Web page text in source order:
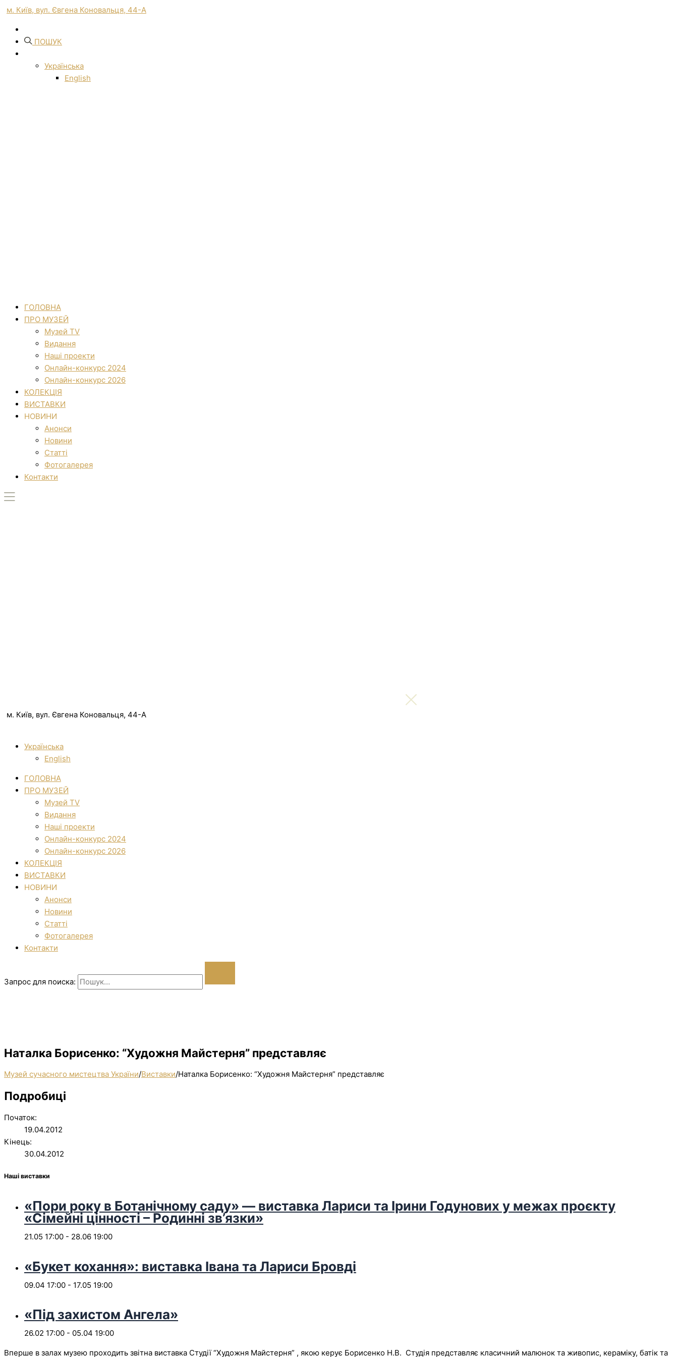
м. Київ, вул. Євгена Коновальця, 44-А
ПОШУК
Українська
English
ГОЛОВНА
ПРО МУЗЕЙ
Музей TV
Видання
Наші проекти
Онлайн-конкурс 2024
Онлайн-конкурс 2026
КОЛЕКЦІЯ
ВИСТАВКИ
НОВИНИ
Анонси
Новини
Статті
Фотогалерея
Контакти
м. Київ, вул. Євгена Коновальця, 44-А
Українська
English
ГОЛОВНА
ПРО МУЗЕЙ
Музей TV
Видання
Наші проекти
Онлайн-конкурс 2024
Онлайн-конкурс 2026
КОЛЕКЦІЯ
ВИСТАВКИ
НОВИНИ
Анонси
Новини
Статті
Фотогалерея
Контакти
Запрос для поиска:
Наталка Борисенко: “Художня Майстерня” представляє
Музей сучасного мистецтва України/Виставки/Наталка Борисенко: “Художня Майстерня” представляє
Подробиці
Початок:
19.04.2012
Кінець:
30.04.2012
Наші виставки
«Пори року в Ботанічному саду» — виставка Лариси та Ірини Годунових у межах проєкту
«Сімейні цінності – Родинні зв’язки»
21.05 17:00 - 28.06 19:00
«Букет кохання»: виставка Івана та Лариси Бровді
09.04 17:00 - 17.05 19:00
«Під захистом Ангела»
26.02 17:00 - 05.04 19:00
Вперше в залах музею проходить звітна виставка Студії “Художня Майстерня” , якою керує Борисенко Н.В. Студія представляє класичний малюнок та живопис, кераміку, батік та